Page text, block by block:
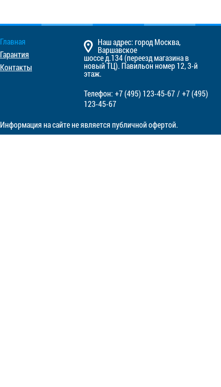
Главная
Гарантия
Контакты
Наш адрес: город Москва,
Варшавское
шоссе д.134 (переезд магазина в
новый ТЦ). Павильон номер 12, 3-й
этаж.
Телефон: +7 (495) 123-45-67/ +7 (495)
123-45-67
Информация на сайте не является публичной офертой.